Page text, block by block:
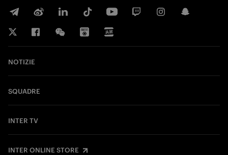
NOTIZIE
SQUADRE
INTER TV
INTER ONLINE STORE